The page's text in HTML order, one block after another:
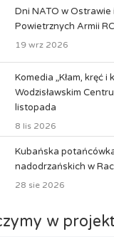
Dni NATO w Ostrawie
Powietrznych Armii RC
19 wrz 2026
Komedia „Kłam, kręć i
Wodzisławskim
listopada
8 lis 2026
Kubańska
nadodrzańskich w
28 sie 2026
w